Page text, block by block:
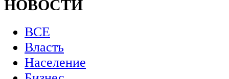
НОВОСТИ
ВСЕ
Власть
Население